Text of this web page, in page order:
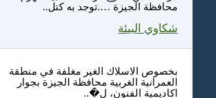
محافظة الجيزة ….توجد به كتل..
شكاوي البيئة
بخصوص الاسلاك الغير مغلفة في منطقة
العمرانية الغربية محافظة الجيزة بجوار
اكاديمية الفنون، ل�..